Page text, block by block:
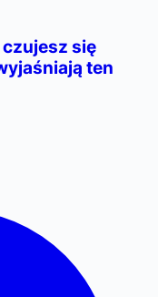
się
ten